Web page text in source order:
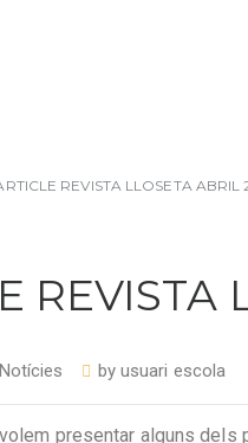
REVISTA LLOSETA ABRIL
REVISTA
Notícies by usuari escola
presentar alguns